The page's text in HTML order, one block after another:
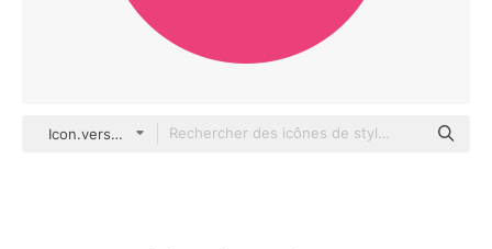
Icon.verse color fill